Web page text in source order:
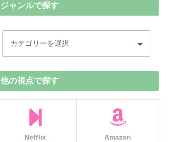
ジャンルで探す
他の視点で探す
Netflix Amazon